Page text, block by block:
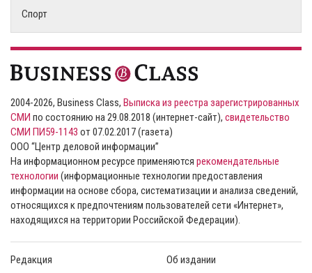
Спорт
2004-2026, Business Class, Выписка из реестра зарегистрированных
СМИ по состоянию на 29.08.2018 (интернет-сайт), свидетельство
СМИ ПИ59-1143 от 07.02.2017 (газета)
ООО “Центр деловой информации”
На информационном ресурсе применяются рекомендательные
технологии (информационные технологии предоставления
информации на основе сбора, систематизации и анализа сведений,
относящихся к предпочтениям пользователей сети «Интернет»,
находящихся на территории Российской Федерации).
Редакция Об издании